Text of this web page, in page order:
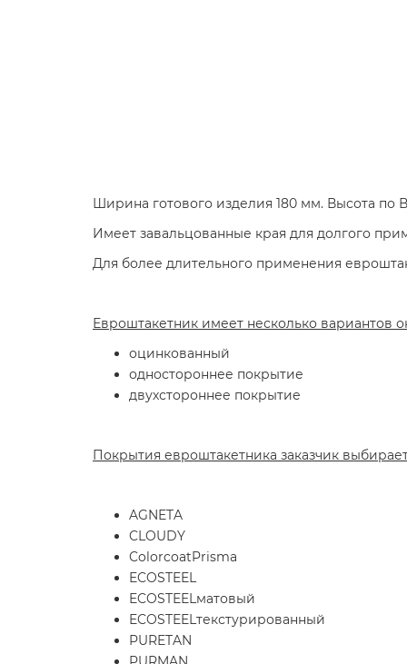
Ширина готового изделия 180 мм. Высота по
Имеет завальцованные края для долгого
Для более длительного применения
Евроштакетник имеет несколько вариантов
оцинкованный
одностороннее покрытие
двухстороннее покрытие
Покрытия евроштакетника заказчик
AGNETA
CLOUDY
ColorcoatPrisma
ECOSTEEL
ECOSTEELматовый
ECOSTEELтекстурированный
PURETAN